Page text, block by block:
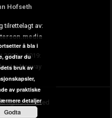
Hofseth
tilrettelagt av:
2009 – 2019:
Norway
rights reserved
å bla i
godtar du
bruk av
av praktiske
detaljer
Godta